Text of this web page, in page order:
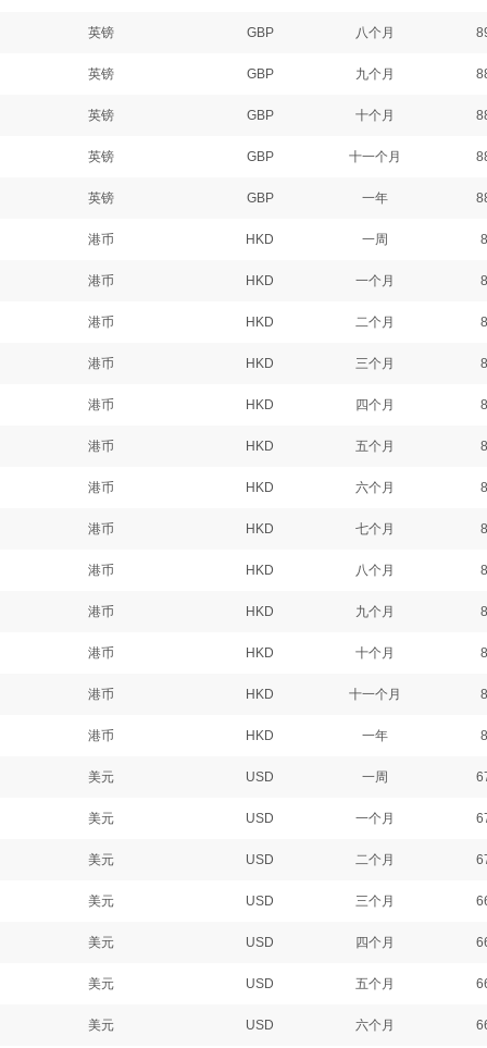
英镑 GBP 八个月
英镑 GBP 九个月
英镑 GBP 十个月
英镑 GBP 十一个月
英镑 GBP 一年
港币 HKD 一周
港币 HKD 一个月
港币 HKD 二个月
港币 HKD 三个月
港币 HKD 四个月
港币 HKD 五个月
港币 HKD 六个月
港币 HKD 七个月
港币 HKD 八个月
港币 HKD 九个月
港币 HKD 十个月
港币 HKD 十一个月
港币 HKD 一年
美元 USD 一周
美元 USD 一个月
美元 USD 二个月
美元 USD 三个月
美元 USD 四个月
美元 USD 五个月
美元 USD 六个月